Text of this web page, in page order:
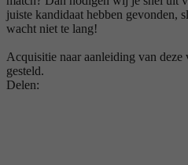
juiste kandidaat hebben gevonden,
wacht niet te lang!
Acquisitie naar aanleiding van
gesteld.
Delen: